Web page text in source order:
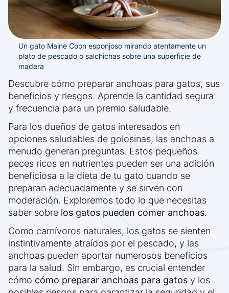
Un gato Maine Coon esponjoso mirando atentamente un
plato de pescado o salchichas sobre una superficie de
madera
Descubre cómo preparar anchoas para gatos, sus
beneficios y riesgos. Aprende la cantidad segura
y frecuencia para un premio saludable.
Para los dueños de gatos interesados en
opciones saludables de golosinas, las anchoas a
menudo generan preguntas. Estos pequeños
peces ricos en nutrientes pueden ser una adición
beneficiosa a la dieta de tu gato cuando se
preparan adecuadamente y se sirven con
moderación. Exploremos todo lo que necesitas
saber sobre los gatos pueden comer anchoas.
Como carnívoros naturales, los gatos se sienten
instintivamente atraídos por el pescado, y las
anchoas pueden aportar numerosos beneficios
para la salud. Sin embargo, es crucial entender
cómo cómo preparar anchoas para gatos y los